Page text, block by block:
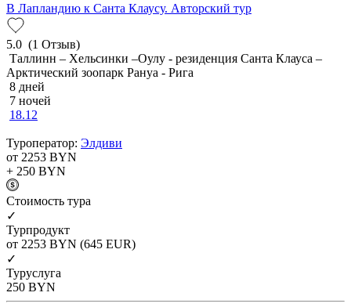
В Лапландию к Санта Клаусу. Авторский тур
5.0 (1 Отзыв)
Таллинн – Хельсинки –Оулу - резиденция Санта Клауса –
Арктический зоопарк Рануа - Рига
8 дней
7 ночей
18.12
Туроператор: Элдиви
от 2253 BYN
+ 250 BYN
Cтоимость тура
✓
Турпродукт
от 2253 BYN (645 EUR)
✓
Туруслуга
250 BYN